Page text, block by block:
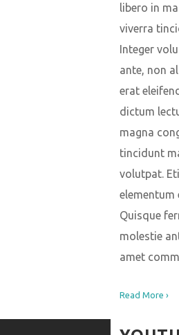
libero in
viverra
Integer
ante, non
erat
dictum
magna
tincidunt
volutpat.
elementum
Quisque
molestie
amet
Read More ›